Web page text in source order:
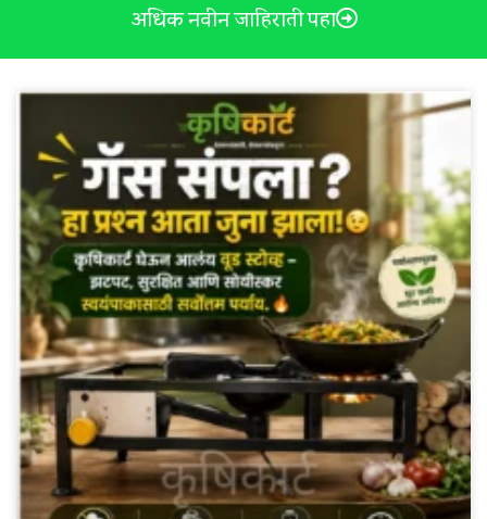
अधिक नवीन जाहिराती पहा